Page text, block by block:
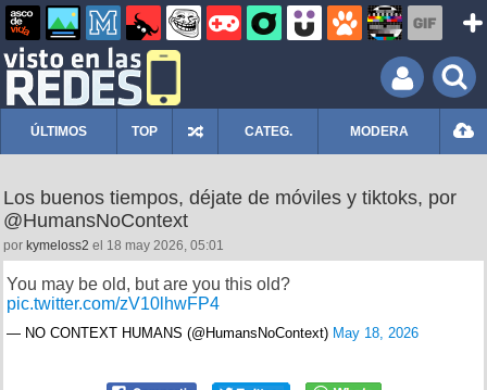
ÚLTIMOS TOP CATEG. MODERA
Los buenos tiempos, déjate de móviles y tiktoks, por
@HumansNoContext
por kymeloss2 el 18 may 2026, 05:01
You may be old, but are you this old?
pic.twitter.com/zV10lhwFP4
— NO CONTEXT HUMANS (@HumansNoContext) May 18, 2026